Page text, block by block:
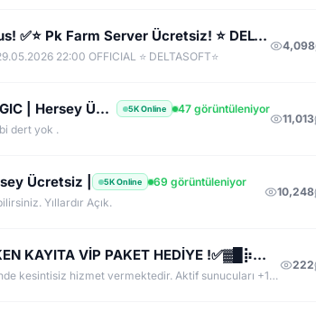
✅ SULTANKO.COM ✅ Yeni Kayıtlara 2 Gün 500x Drop Bonus! ✅⭐ Pk Farm Server Ücretsiz! ⭐ DELTASOFT⭐
22:00 OFFICIAL ⭐ DELTASOFT⭐
4,098
KnightGame.Net | +10 +5 PK SERVER | FULL PUS BASLANGIC | Hersey Ücretsiz | Her Gün IRK Var 5K Online
47 görüntüleniyor
dert yok .
11,013
Ücretsiz | 5K Online
69 görüntüleniyor
Yıllardır Açık.
10,248
✪ ✅EskoGame.org ✅▓█⡷⭐14 AĞUSTOS 22.00⭐⢾█▓✅ERKEN KAYITA VİP PAKET HEDİYE !✅▓█⡷👉 v25XX FARM 👈
EskoGame 2014 yılından beri knight online pvp sektöründe kesintisiz hizmet vermektedir. Aktif sunucuları +1000 Gündür onlinedir, yeni sunucular senede 1 kere açılır, takipde kalın!
222